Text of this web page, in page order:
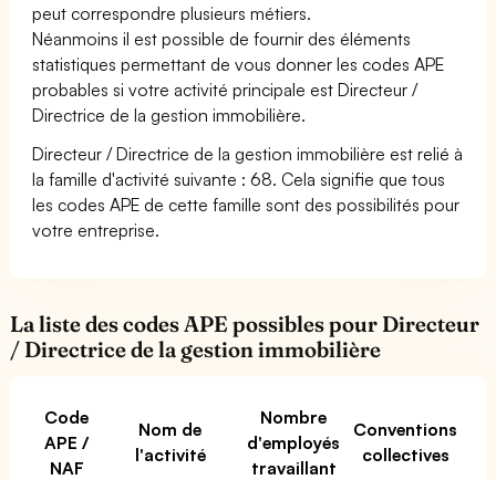
peut correspondre plusieurs métiers.
Néanmoins il est possible de fournir des éléments
statistiques permettant de vous donner les codes APE
probables si votre activité principale est Directeur /
Directrice de la gestion immobilière.
Directeur / Directrice de la gestion immobilière est relié à
la famille d'activité suivante : 68. Cela signifie que tous
les codes APE de cette famille sont des possibilités pour
votre entreprise.
La liste des codes APE possibles pour Directeur
/ Directrice de la gestion immobilière
Code
APE /
NAF
Nom de
l'activité
Nombre
d'employés
travaillant
Conventions
collectives